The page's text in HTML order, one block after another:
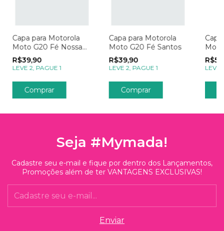
Capa para Motorola
Moto G20 Fé Nossa
Senhora Transparente
R$39,90
LEVE 2, PAGUE 1
Comprar
Capa para Motorola
Moto G20 Fé Santos
R$39,90
LEVE 2, PAGUE 1
Comprar
LEVE
Seja #Mymada!
Cadastre seu e-mail e fique por dentro dos Lançamentos,
Promoções além de ter VANTAGENS EXCLUSIVAS!